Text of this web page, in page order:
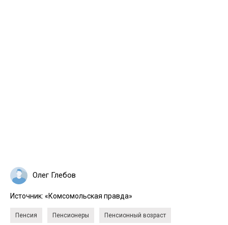
Олег Глебов
Источник: «Комсомольская правда»
Пенсия Пенсионеры Пенсионный возраст